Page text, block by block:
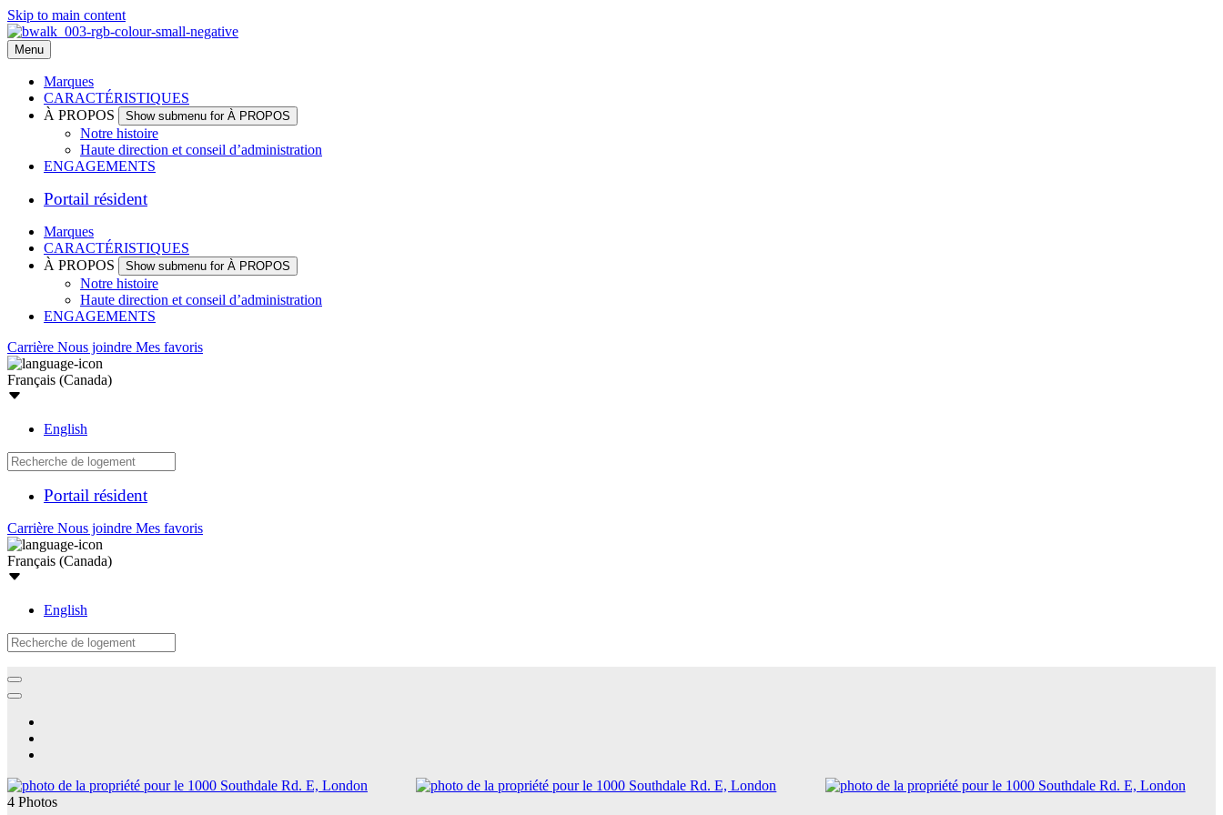
Skip to main content
Menu
Marques
CARACTÉRISTIQUES
À PROPOS
Show submenu for À PROPOS
Notre histoire
Haute direction et conseil d’administration
ENGAGEMENTS
Portail résident
Marques
CARACTÉRISTIQUES
À PROPOS
Show submenu for À PROPOS
Notre histoire
Haute direction et conseil d’administration
ENGAGEMENTS
Carrière Nous joindre Mes favoris
Français (Canada)
English
Portail résident
Carrière Nous joindre Mes favoris
Français (Canada)
English
4 Photos